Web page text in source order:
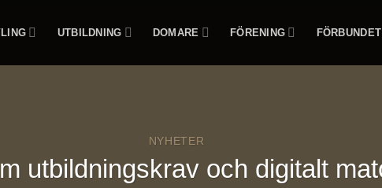
UTBILDNING DOMARE FÖRENING FÖRBUNDET
NYHETER
utbildningskrav och digitalt